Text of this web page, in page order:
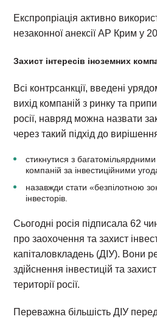
Експропріація активно
незаконної анексії АР Крим у
Захист інтересів іноземних
Всі контрсанкції, введені
вихід компаній з ринку та
росії, навряд можна назвати
через такий підхід до
стикнутися з
компаній за інвестиційними
назавжди стати «безпілотною
інвесторів.
Сьогодні росія підписала 62
про заохочення та захист
капіталовкладень (ДІУ). Вони
здійснення інвестицій та
території росії.
Переважна більшість ДІУ